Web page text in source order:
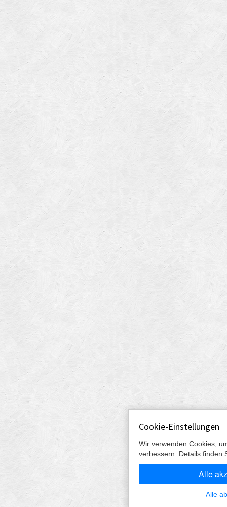
Cookie-Einstellungen
Wir verwenden Cookies,
verbessern. Details finden
Alle
Alle